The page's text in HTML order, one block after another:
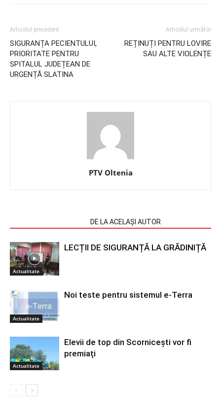
Articolul precedent
SIGURANȚA PECIENTULUI,
PRIORITATE PENTRU
SPITALUL JUDEȚEAN DE
URGENȚĂ SLATINA
Articolul următor
REȚINUȚI PENTRU LOVIRE
SAU ALTE VIOLENȚE
PTV Oltenia
DE LA ACELAȘI AUTOR
Actualitate
LECȚII DE SIGURANȚĂ LA GRĂDINIȚĂ
Actualitate
Noi teste pentru sistemul e-Terra
Actualitate
Elevii de top din Scornicești vor fi
premiați